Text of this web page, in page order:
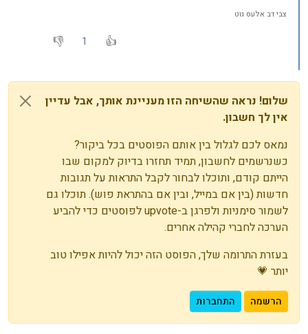
צבי דב אלעס גוט
1
שלום! נראה שהשיחה הזו מעניינת אותך, אבל עדיין
אין לך חשבון.
נמאס לכם לגלול בין אותם הפוסטים בכל ביקור?
כשנרשמים לחשבון, תמיד תחזרו בדיוק למקום שבו
הייתם קודם, ותוכלו לבחור לקבל התראות על תגובות
חדשות (בין אם במייל, ובין אם בהתראת פוש). תוכלו גם
לשמור סימניות ולפרגן ב-upvote לפוסטים כדי להביע
הערכה לחברי קהילה אחרים.
בעזרת התרומה שלך, הפוסט הזה יכול להיות אפילו טוב
יותר 💗
הרשמה התחברות